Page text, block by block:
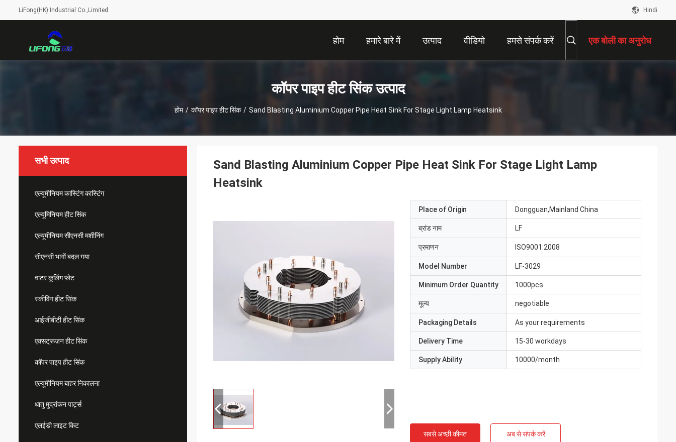
LiFong(HK) Industrial Co.,Limited Hindi
होम हमारे बारे में उत्पाद वीडियो हमसे संपर्क करें एक बोली का अनुरोध
कॉपर पाइप हीट सिंक उत्पाद
होम / कॉपर पाइप हीट सिंक / Sand Blasting Aluminium Copper Pipe Heat Sink For Stage Light Lamp Heatsink
सभी उत्पाद
एल्यूमीनियम कास्टिंग कास्टिंग
एल्यूमिनियम हीट सिंक
एल्यूमीनियम सीएनसी मशीनिंग
सीएनसी भागों बदल गया
वाटर कूलिंग प्लेट
स्कीविंग हीट सिंक
आईजीबीटी हीट सिंक
एक्सट्रूज़न हीट सिंक
कॉपर पाइप हीट सिंक
एल्यूमीनियम बाहर निकालना
धातु मुद्रांकन पार्ट्स
एलईडी लाइट किट
Sand Blasting Aluminium Copper Pipe Heat Sink For Stage Light Lamp
Heatsink
Place of Origin Dongguan,Mainland China
ब्रांड नाम LF
प्रमाणन ISO9001:2008
Model Number LF-3029
Minimum Order Quantity 1000pcs
मूल्य negotiable
Packaging Details As your requirements
Delivery Time 15-30 workdays
Supply Ability 10000/month
सबसे अच्छी कीमत अब से संपर्क करें